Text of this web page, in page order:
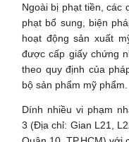
Ngoài bị phạt tiền, các
phạt bổ sung, biện
hoạt động sản xuất
được cấp giấy chứng
theo quy định của
bộ sản phẩm mỹ phẩm.
Dính nhiều vi phạm
3 (Địa chỉ: Gian L21,